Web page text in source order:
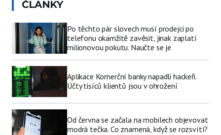
ČLÁNKY
Po těchto pár slovech musí prodejci po
telefonu okamžitě zavěsit, jinak zaplatí
milionovou pokutu. Naučte se je
Aplikace Komerční banky napadli hackeři.
Účty tisíců klientů jsou v ohrožení
Od června se začala na mobilech objevovat
modrá tečka. Co znamená, když se rozsvítí?